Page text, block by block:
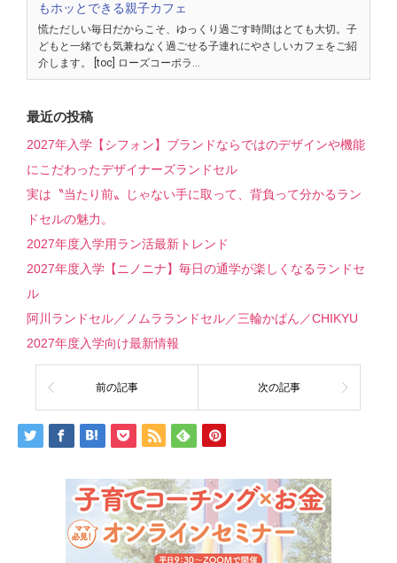
もホッとできる親子カフェ
慌ただしい毎日だからこそ、ゆっくり過ごす時間はとても大切。子
どもと一緒でも気兼ねなく過ごせる子連れにやさしいカフェをご紹
介します。 [toc] ローズコーポラ…
最近の投稿
2027年入学【シフォン】ブランドならではのデザインや機能
にこだわったデザイナーズランドセル
実は〝当たり前〟じゃない手に取って、背負って分かるラン
ドセルの魅力。
2027年度入学用ラン活最新トレンド
2027年度入学【ニノニナ】毎日の通学が楽しくなるランドセ
ル
阿川ランドセル／ノムラランドセル／三輪かばん／CHIKYU
2027年度入学向け最新情報
前の記事 次の記事